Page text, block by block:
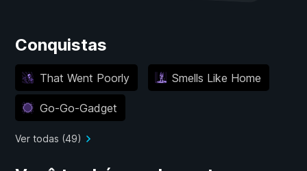
Conquistas
That Went Poorly Smells Like Home
Go-Go-Gadget
Ver todas (49)